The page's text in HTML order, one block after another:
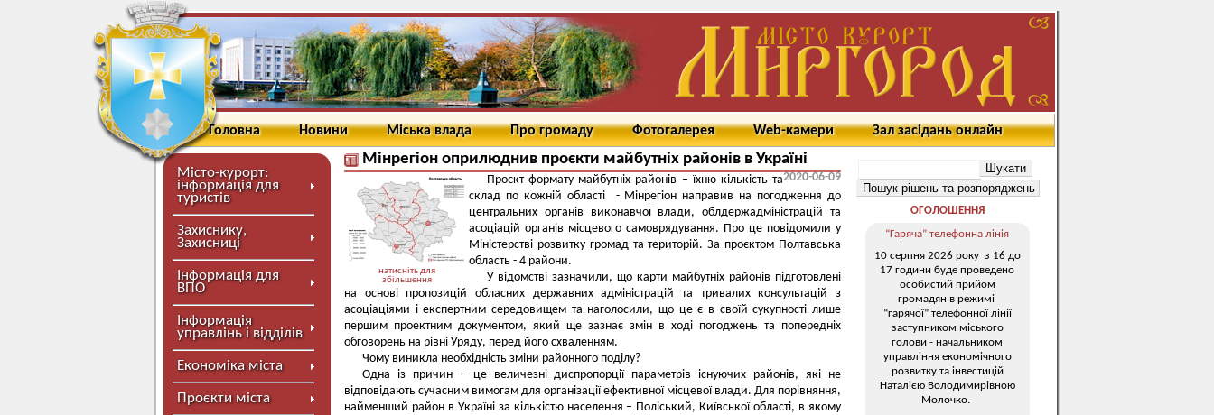
Головна Новини Міська влада Про громаду Фотогалерея Web-камери Зал засідань онлайн
Місто-курорт:
інформація для
туристів
Захиснику,
Захисниці
Інформація для
ВПО
Інформація
управлінь і відділів
Економіка міста
Проєкти міста
Мінрегіон оприлюднив проєкти майбутніх районів в Україні
2020-06-09
натисніть для
збільшення
Проєкт формату майбутніх районів – їхню кількість та
склад по кожній області - Мінрегіон направив на погодження до
центральних органів виконавчої влади, облдержадміністрацій та
асоціацій органів місцевого самоврядування. Про це повідомили у
Міністерстві розвитку громад та територій. За проєктом Полтавська
область - 4 райони.
У відомстві зазначили, що карти майбутніх районів підготовлені
на основі пропозицій обласних державних адміністрацій та тривалих консультацій з
асоціаціями і експертним середовищем та наголосили, що це є в своїй сукупності лише
першим проектним документом, який ще зазнає змін в ході погоджень та попередніх
обговорень на рівні Уряду, перед його схваленням.
Чому виникла необхідність зміни районного поділу?
Одна із причин – це величезні диспропорції параметрів існуючих районів, які не
відповідають сучасним вимогам для організації ефективної місцевої влади. Для порівняння,
найменший район в Україні за кількістю населення – Поліський, Київської області, в якому
ОГОЛОШЕННЯ
“Гаряча” телефонна лінія
10 серпня 2026 року з 16 до
17 години буде проведено
особистий прийом
громадян в режимі
“гарячої” телефонної лінії
заступником міського
голови - начальником
управління економічного
розвитку та інвестицій
Наталією Володимирівною
Молочко.